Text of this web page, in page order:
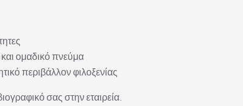
ομαδικό πνεύμα
περιβάλλον φιλοξενίας
σας στην εταιρεία.